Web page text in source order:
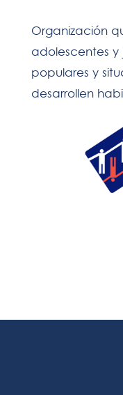
Organización
adolescentes
populares y
desarrollen